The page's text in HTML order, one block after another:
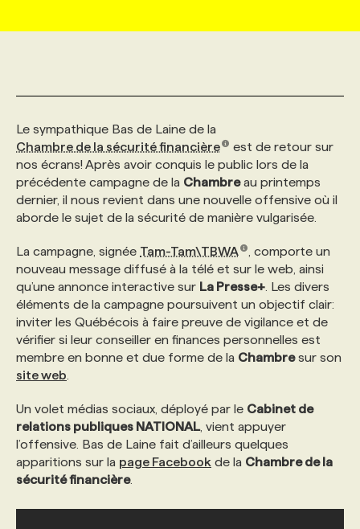
AFFAIRES DE L'INDUSTRIE
INITIATIVES NUMÉRIQUES
PRIX ET DISTINCTIONS
TENDANCES
WEB & MÉDIAS SOCIAUX
MARKETING DURABLE
GEO/SEO
ÉVÉNEMENTIEL
NOS AUTEUR‧RICES
INFOLETTRE PUBLICITÉ
ANNONCEZ AVEC NOUS
CONSULTER LA CVTHÈQUE
PROFIL ENTREPRISE
FAQ
ANNONCEZ AVEC NOUS
VOIR LES OFFRES
PROFIL CANDIDAT
FAQ
ANNONCEZ AVEC NOUS
NOS FORMATIONS EN LIGNE
NOS PARCOURS DE FORMATIONS
FORMATIONS PERSONNALISÉES
NOS FORMATEUR‧RICES
POURQUOI CHOISIR NOS FORMATIONS
NOS TARIFS
FAQ
CHASSE DE TÊTE
SERVICE DE CHASSE DE TÊTE
NOS TARIFS
NOS EXPERTISES
ANNONCEZ AVEC NOUS
Le sympathique Bas de Laine de la
Chambre de la sécurité financière
est de retour sur
nos écrans! Après avoir conquis le public lors de la
précédente campagne de la Chambreau printemps
dernier, il nous revient dans une nouvelle offensive où il
aborde le sujet de la sécurité de manière vulgarisée.
La campagne, signée Tam-Tam\TBWA
, comporte un
nouveau message diffusé à la télé et sur le web, ainsi
qu’une annonce interactive sur La Presse+ . Les divers
éléments de la campagne poursuivent un objectif clair:
inviter les Québécois à faire preuve de vigilance et de
vérifier si leur conseiller en finances personnelles est
membre en bonne et due forme de la Chambresur son
site web
Un volet médias sociaux, déployé par le Cabinet de
relations publiques NATIONAL, vient appuyer
l’offensive. Bas de Laine fait d’ailleurs quelques
apparitions sur la page Facebook de la Chambre de la
sécurité financière.